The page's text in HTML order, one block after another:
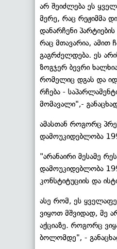
არ შეიძლება ეს
მერე, რაც რეჟიმმა
დანარჩენი
რაც მთავარია, ამით
გაგრძელდება. ეს
ზოგჯერ ბევრი
რომელიც დგას და
რჩება -
მომავალი",-
ამასთან როგორც
დამოუკიდებლობა
"არანაირი მესამე
დამოუკიდებლობა
კონსტიტუციის და
ასე რომ, ეს
ვიყოთ მშვიდად, მე
აქციაზე. როგორც
ბოლომდე", -